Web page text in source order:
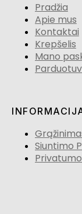
Pradžia
Apie mus
Kontaktai
Krepšelis
Mano
Siuntimo